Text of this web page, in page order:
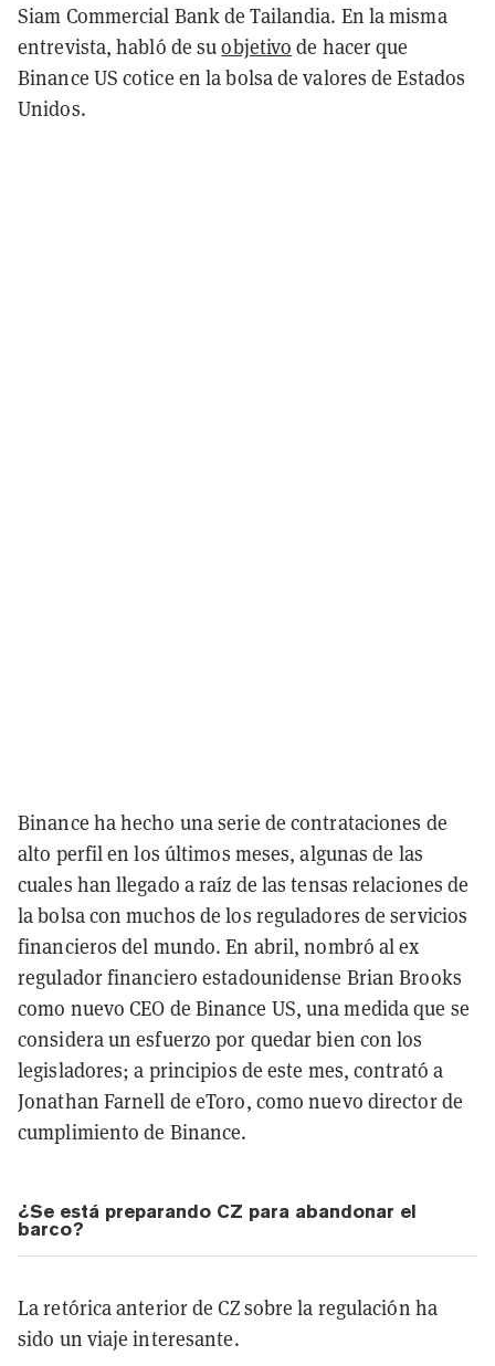
Siam Commercial Bank de Tailandia. En la misma
entrevista, habló de suobjetivo de hacer que
Binance US cotice en la bolsa de valores de Estados
Unidos.
Binance ha hecho una serie de contrataciones de
alto perfil en los últimos meses, algunas de las
cuales han llegado a raíz de las tensas relaciones de
la bolsa con muchos de los reguladores de servicios
financieros del mundo. En abril, nombró al ex
regulador financiero estadounidense Brian Brooks
como nuevo CEO de Binance US, una medida que se
considera un esfuerzo por quedar bien con los
legisladores; a principios de este mes, contrató a
Jonathan Farnell de eToro, como nuevo director de
cumplimiento de Binance.
¿Se está preparando CZ para abandonar el
barco?
La retórica anterior de CZ sobre la regulación ha
sido un viaje interesante.